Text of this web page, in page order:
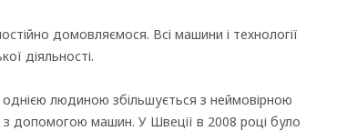
домовляємося. Всі машини і технології
діяльності.
людиною збільшується з неймовірною
допомогою машин. У Швеції в 2008 році було